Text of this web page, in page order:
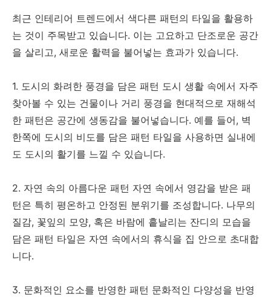
최근 인테리어 트렌드에서 색다른 패턴의 타일을 활용하
는 것이 주목받고 있습니다. 이는 고요하고 단조로운 공간
을 살리고, 새로운 활력을 불어넣는 효과가 있습니다.
1. 도시의 화려한 풍경을 담은 패턴 도시 생활 속에서 자주
찾아볼 수 있는 건물이나 거리 풍경을 현대적으로 재해석
한 패턴은 공간에 생동감을 불어넣습니다. 예를 들어, 벽
한쪽에 도시의 비도를 담은 패턴 타일을 사용하면 실내에
도 도시의 활기를 느낄 수 있습니다.
2. 자연 속의 아름다운 패턴 자연 속에서 영감을 받은 패
턴은 특히 평온하고 안정된 분위기를 조성합니다. 나무의
질감, 꽃잎의 모양, 혹은 바람에 흩날리는 잔디의 모습을
담은 패턴 타일은 자연 속에서의 휴식을 집 안으로 초대합
니다.
3. 문화적인 요소를 반영한 패턴 문화적인 다양성을 반영